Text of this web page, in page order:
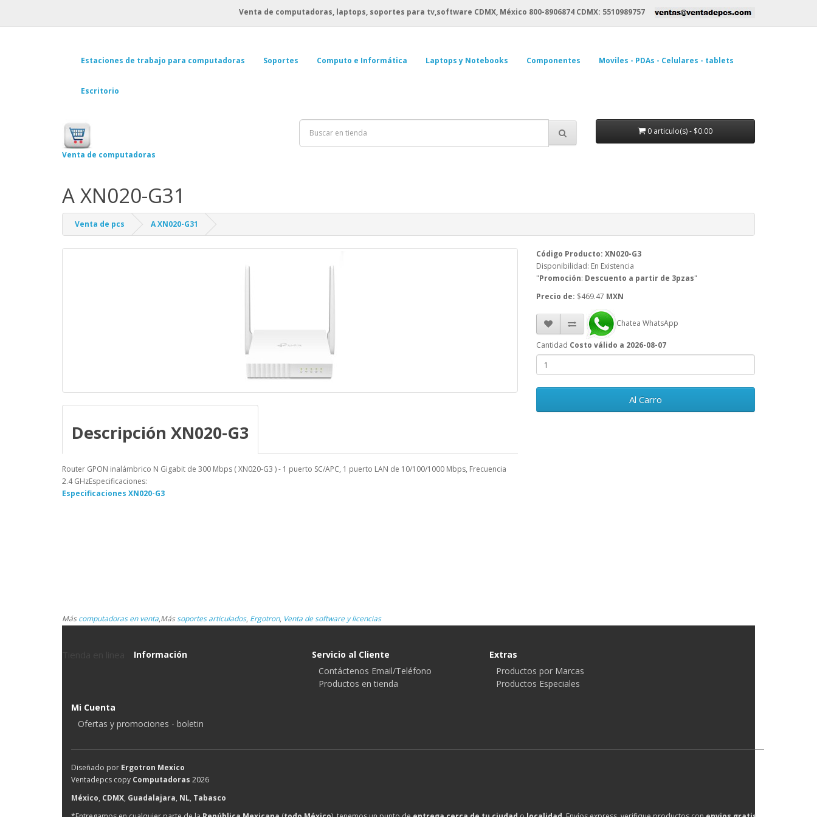
Venta de computadoras, laptops, soportes para tv,software CDMX, México 800-8906874 CDMX: 5510989757
Estaciones de trabajo para computadoras Soportes Computo e Informática Laptops y Notebooks Componentes Moviles - PDAs - Celulares - tablets
Escritorio
Venta de computadoras
0 articulo(s) - $0.00
A XN020-G31
Venta de pcs A XN020-G31
Descripción XN020-G3
Router GPON inalámbrico N Gigabit de 300 Mbps ( XN020-G3 ) - 1 puerto SC/APC, 1 puerto LAN de 10/100/1000 Mbps, Frecuencia
2.4 GHzEspecificaciones:
Código Producto: XN020-G3
Disponibilidad: En Existencia
"Promoción: Descuento a partir de 3pzas"
Precio de: $469.47 MXN
Chatea WhatsApp
Cantidad Costo válido a 2026-08-07
Al Carro
Especificaciones XN020-G3
Máscomputadoras en venta,Mássoportes articulados, Ergotron, Venta de software y licencias
Información
Servicio al Cliente
Contáctenos Email/Teléfono
Productos en tienda
Extras
Productos por Marcas
Productos Especiales
Mi Cuenta
Ofertas y promociones - boletin
Diseñado por Ergotron Mexico
Ventadepcs copy Computadoras 2026
México, CDMX, Guadalajara, NL, Tabasco